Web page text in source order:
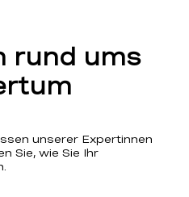
rund ums
unserer Expertinnen
Sie, wie Sie Ihr